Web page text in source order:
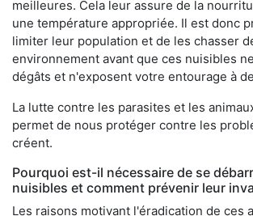
meilleures. Cela leur assure de la
une température appropriée. Il est donc
limiter leur population et de les chasser
environnement avant que ces nuisibles
dégâts et n'exposent votre entourage à
La lutte contre les parasites et les
permet de nous protéger contre les
créent.
Pourquoi est-il nécessaire de se
nuisibles et comment prévenir leur
Les raisons motivant l'éradication de ces